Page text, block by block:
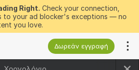
Right. Check your connection,
to your ad blocker's exceptions — no
you love.
Δωρεάν εγγραφή